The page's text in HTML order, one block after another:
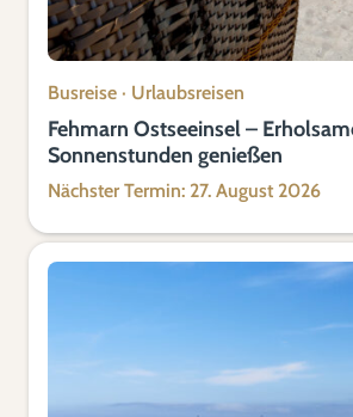
Busreise · Urlaubsreisen
Fehmarn Ostseeinsel –
Sonnenstunden genießen
Nächster Termin: 27. August 2026